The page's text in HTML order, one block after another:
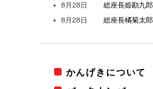
8月28日
総座長姫勘九郎
8月28日
総座長橘菊太郎
かんげきについて